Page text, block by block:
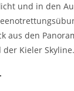
und in den
aus den
Kieler Skyline.